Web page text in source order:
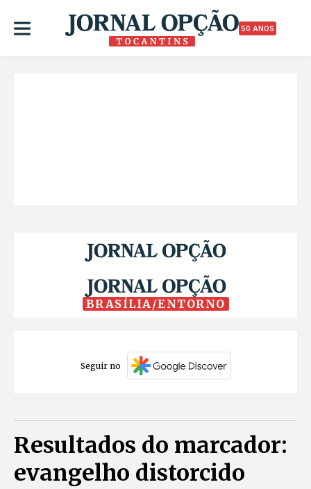
50 ANOS
BRASÍLIA/ENTORNO
Seguir no
Resultados do marcador:
evangelho distorcido